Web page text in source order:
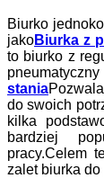
Biurko
jakoBiurka z
to biurko z
stania
do swoich
kilka
bardziej
pracy.Celem
zalet biurka